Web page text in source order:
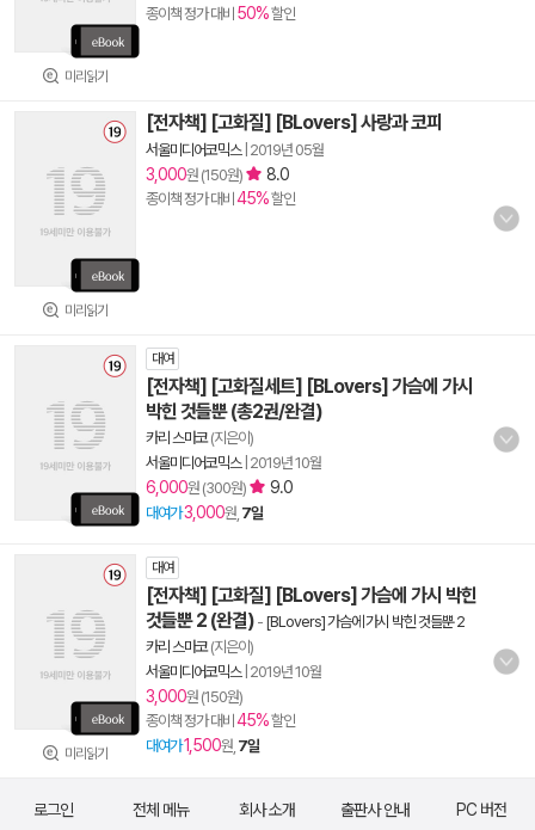
미리읽기
종이책 정가 대비 50%할인
미리읽기
[전자책] [고화질] [BLovers] 사랑과 코피
서울미디어코믹스| 2019년 05월
3,000원 (150원) 8.0
종이책 정가 대비 45%할인
대여
[전자책] [고화질세트] [BLovers] 가슴에 가시
박힌 것들뿐 (총2권/완결)
카리 스마코(지은이)
서울미디어코믹스| 2019년 10월
6,000원 (300원) 9.0
대여가3,000원, 7일
미리읽기
대여
[전자책] [고화질] [BLovers] 가슴에 가시 박힌
것들뿐 2 (완결) - [BLovers] 가슴에 가시 박힌 것들뿐 2
카리 스마코(지은이)
서울미디어코믹스| 2019년 10월
3,000원 (150원)
종이책 정가 대비 45%할인
대여가1,500원, 7일
로그인 전체 메뉴 회사 소개 출판사 안내 PC 버전